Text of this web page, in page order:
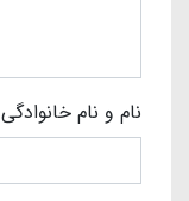
نام و نام خانوادگی